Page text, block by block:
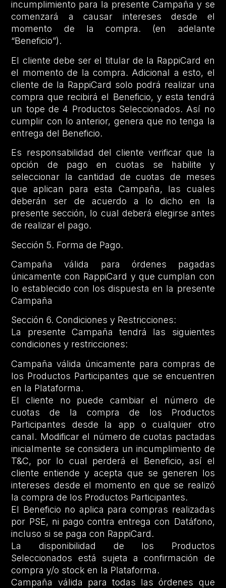
incumplimiento para la presente Campaña y se
comenzará a causar intereses desde el
momento de la compra. (en adelante
“Beneficio”).
El cliente debe ser el titular de la RappiCard en
el momento de la compra. Adicional a esto, el
cliente de la RappiCard solo podrá realizar una
compra que recibirá el Beneficio, y esta tendrá
un tope de 4 Productos Seleccionados. Así no
cumplir con lo anterior, genera que no tenga la
entrega del Beneficio.
Es responsabilidad del cliente verificar que la
opción de pago en cuotas se habilite y
seleccionar la cantidad de cuotas de meses
que aplican para esta Campaña, las cuales
deberán ser de acuerdo a lo dicho en la
presente sección, lo cual deberá elegirse antes
de realizar el pago.
Sección 5. Forma de Pago.
Campaña válida para órdenes pagadas
únicamente con RappiCard y que cumplan con
lo establecido con los dispuesta en la presente
Campaña
Sección 6. Condiciones y Restricciones:
La presente Campaña tendrá las siguientes
condiciones y restricciones:
Campaña válida únicamente para compras de
los Productos Participantes que se encuentren
en la Plataforma.
El cliente no puede cambiar el número de
cuotas de la compra de los Productos
Participantes desde la app o cualquier otro
canal. Modificar el número de cuotas pactadas
inicialmente se considera un incumplimiento de
T&C, por lo cual perderá el Beneficio, así el
cliente entiende y acepta que se generen los
intereses desde el momento en que se realizó
la compra de los Productos Participantes.
El Beneficio no aplica para compras realizadas
por PSE, ni pago contra entrega con Datáfono,
incluso si se paga con RappiCard.
La disponibilidad de los Productos
Seleccionados está sujeta a confirmación de
compra y/o stock en la Plataforma.
Campaña válida para todas las órdenes que